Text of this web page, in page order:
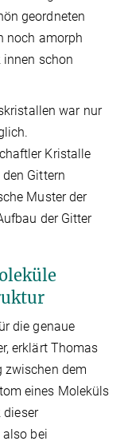
geordneten
noch amorph
innen schon
war nur
Kristalle
Gittern
Muster der
der Gitter
die genaue
erklärt Thomas
zwischen dem
eines Moleküls
dieser
bei